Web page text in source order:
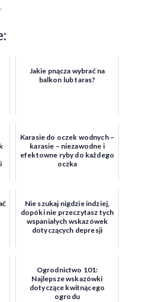
Jakie pnącza wybrać na
balkon lub taras?
Karasie do oczek wodnych –
karasie – niezawodne i
efektowne ryby do każdego
oczka
Nie szukaj nigdzie indziej,
dopóki nie przeczytasz tych
wspaniałych wskazówek
dotyczących depresji
Ogrodnictwo 101:
Najlepsze wskazówki
dotyczące kwitnącego
ogrodu